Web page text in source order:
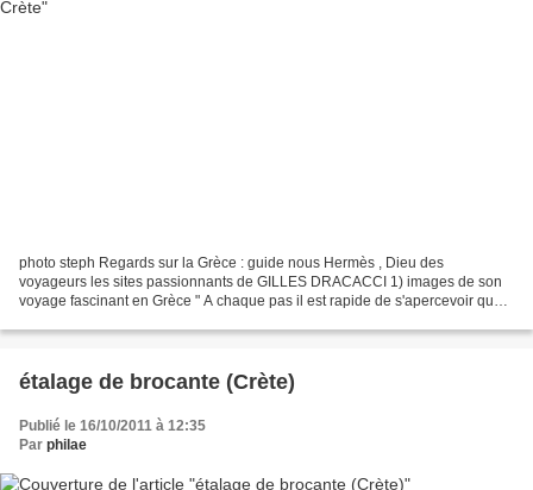
photo steph Regards sur la Grèce : guide nous Hermès , Dieu des
voyageurs les sites passionnants de GILLES DRACACCI 1) images de son
voyage fascinant en Grèce " A chaque pas il est rapide de s'apercevoir que
étalage de brocante (Crète)
Publié le 16/10/2011 à 12:35
Par philae